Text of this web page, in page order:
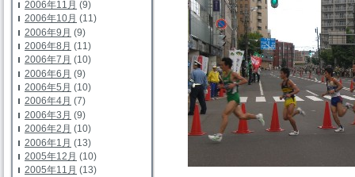
2006年11月 (9)
2006年10月 (11)
2006年9月 (9)
2006年8月 (11)
2006年7月 (10)
2006年6月 (9)
2006年5月 (10)
2006年4月 (7)
2006年3月 (9)
2006年2月 (10)
2006年1月 (13)
2005年12月 (10)
2005年11月 (13)